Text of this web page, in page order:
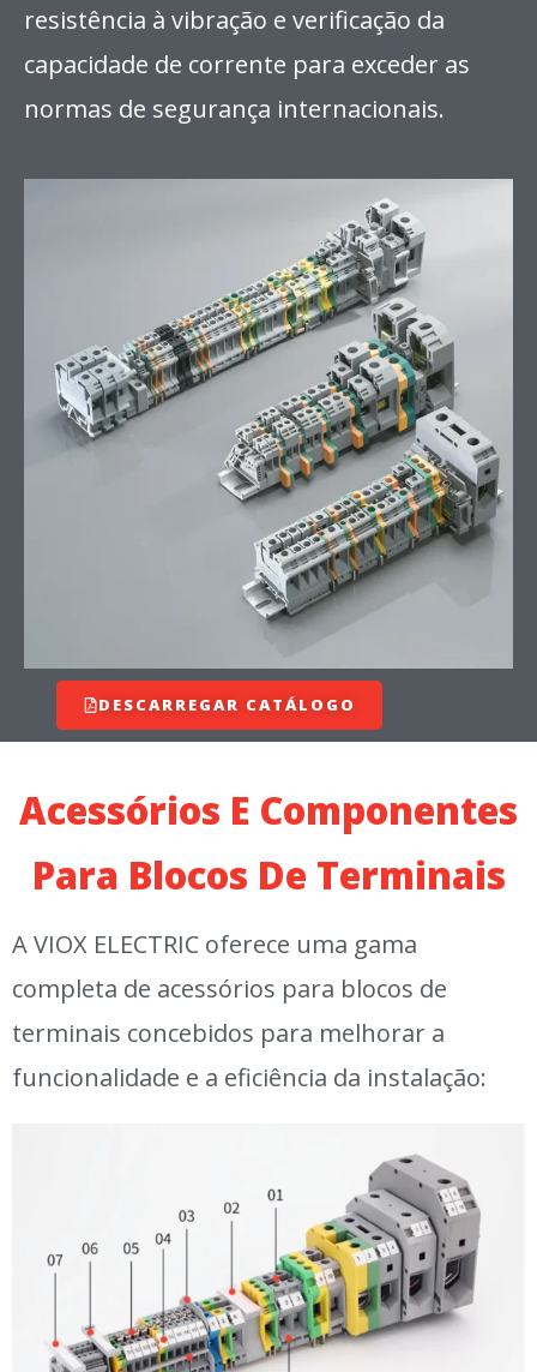
resistência à vibração e verificação da
capacidade de corrente para exceder as
normas de segurança internacionais.
DESCARREGAR CATÁLOGO
Acessórios E Componentes
Para Blocos De Terminais
A VIOX ELECTRIC oferece uma gama
completa de acessórios para blocos de
terminais concebidos para melhorar a
funcionalidade e a eficiência da instalação: